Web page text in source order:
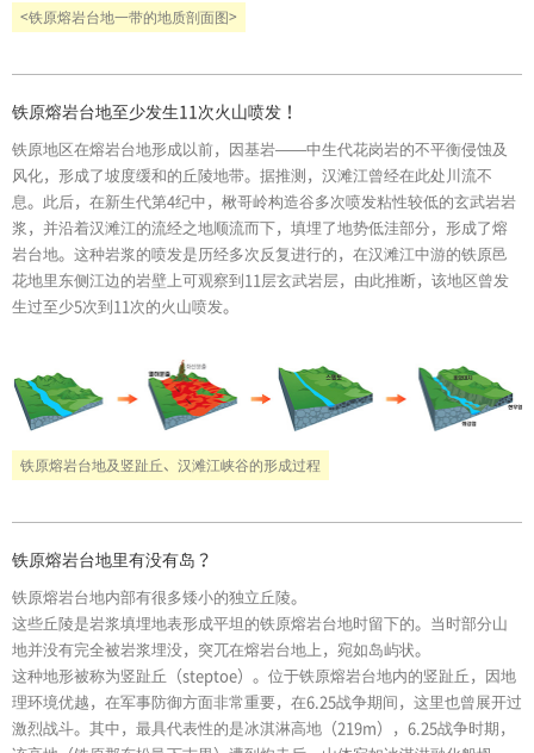
<铁原熔岩台地一带的地质剖面图>
铁原熔岩台地至少发生11次火山喷发！
铁原地区在熔岩台地形成以前，因基岩——中生代花岗岩的不平衡侵蚀及
风化，形成了坡度缓和的丘陵地带。据推测，汉滩江曾经在此处川流不
息。此后，在新生代第4纪中，楸哥岭构造谷多次喷发粘性较低的玄武岩岩
浆，并沿着汉滩江的流经之地顺流而下，填埋了地势低洼部分，形成了熔
岩台地。这种岩浆的喷发是历经多次反复进行的，在汉滩江中游的铁原邑
花地里东侧江边的岩壁上可观察到11层玄武岩层，由此推断，该地区曾发
生过至少5次到11次的火山喷发。
铁原熔岩台地及竖趾丘、汉滩江峡谷的形成过程
铁原熔岩台地里有没有岛？
铁原熔岩台地内部有很多矮小的独立丘陵。
这些丘陵是岩浆填埋地表形成平坦的铁原熔岩台地时留下的。当时部分山
地并没有完全被岩浆埋没，突兀在熔岩台地上，宛如岛屿状。
这种地形被称为竖趾丘（steptoe）。位于铁原熔岩台地内的竖趾丘，因地
理环境优越，在军事防御方面非常重要，在6.25战争期间，这里也曾展开过
激烈战斗。其中，最具代表性的是冰淇淋高地（219m），6.25战争时期，